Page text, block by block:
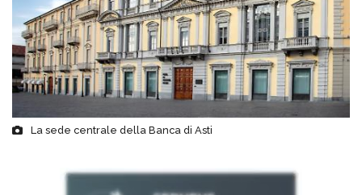
La sede centrale della Banca di Asti